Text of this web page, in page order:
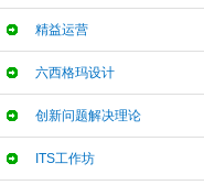
精益运营
六西格玛设计
创新问题解决理论
ITS工作坊